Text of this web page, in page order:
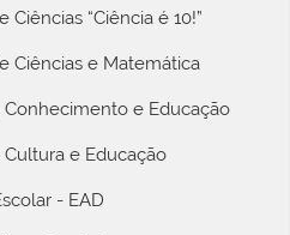
“Ciência é 10!”
Ciências e Matemática
Conhecimento e Educação
e Educação
- EAD